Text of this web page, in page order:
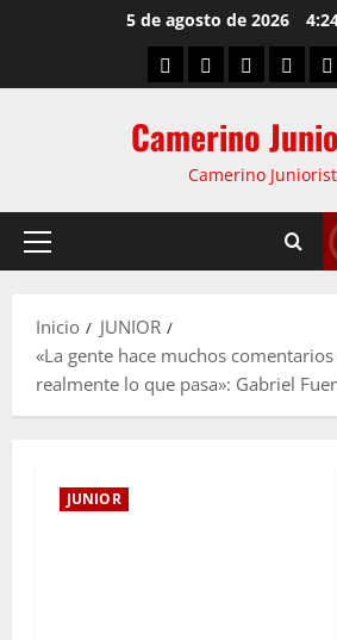
5 de agosto de 2026
Camerino
Camerino
Inicio
JUNIOR
«La gente hace muchos
realmente lo que pasa»: Gabriel
JUNIOR